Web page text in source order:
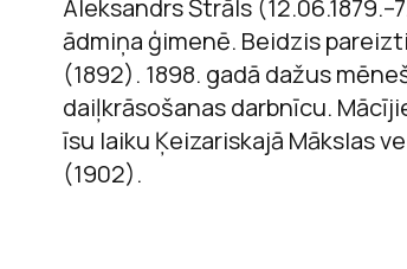
Aleksandrs Štrāls
ādmiņa ģimenē. Beidzis
(1892). 1898. gadā dažus
daiļkrāsošanas darbnīcu.
īsu laiku Ķeizariskajā Mākslas
(1902).